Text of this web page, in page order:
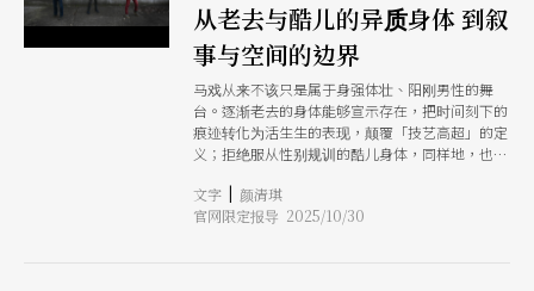
设计、文化传播到法律与社会科学背景，本文采访
两位核心策展人玛丽娜．赞（Marina Zan）和娜
塔莉．卡明斯基（Natalie Ferraz Kaminski），一
探她们如何透过艺术节这个平台，贯彻Sesc的组织
使命，彰显马戏作为文化治理工具的潜力，回应社
会的挑战的同时，也成为和所有观众共在、思考与
感受的艺术类型。
从老去与酷儿的异质身体 到叙
事与空间的边界
马戏从来不该只是属于身强体壮、阳刚男性的舞
台。逐渐老去的身体能够宣示存在，把时间刻下的
痕迹转化为活生生的表现，颠覆「技艺高超」的定
义；拒绝服从性别规训的酷儿身体，同样地，也能
时状况马戏团（Circumstances）的《非凡身体》
（Glorious Bodies）让6位已经从马戏舞台上退役
文字 | 颜清琪
官网限定报导 2025/10/30